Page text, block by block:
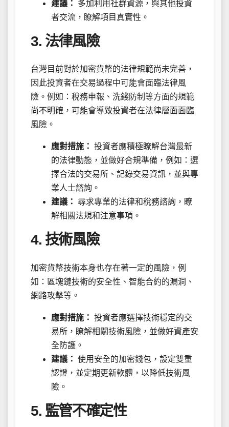
建議：
多加利用社群資源，與其他投資
者交流，瞭解項目真實性。
3. 法律風險
台灣目前對於加密貨幣的法律規範尚未完善，
因此投資者在交易過程中可能會面臨法律風
險。例如：稅務申報、洗錢防制等方面的規範
尚不明確，可能會導致投資者在法律層面面臨
風險。
應對措施： 投資者應積極瞭解台灣最新
的法律動態，並做好合規準備，例如：選
擇合法的交易所、記錄交易資訊，並與專
業人士諮詢。
建議： 尋求專業的法律和稅務諮詢，瞭
解相關法規和注意事項。
4. 技術風險
加密貨幣技術本身也存在著一定的風險，例
如：區塊鏈技術的安全性、智能合約的漏洞、
網路攻擊等。
應對措施： 投資者應選擇技術穩定的交
易所，瞭解相關技術風險，並做好資產安
全防護。
建議： 使用安全的加密錢包，設定雙重
認證，並定期更新軟體，以降低技術風
險。
5. 監管不確定性